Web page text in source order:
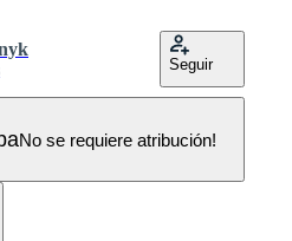
Seguir
No se requiere atribución!